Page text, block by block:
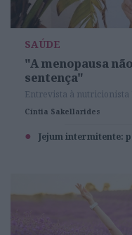
SAÚDE
"A menopausa
sentença"
Entrevista à nutricionista
Cíntia Sakellarides
Jejum intermitente: